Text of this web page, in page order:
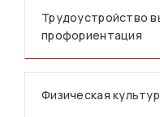
Трудоустройство
профориентация
Физическая